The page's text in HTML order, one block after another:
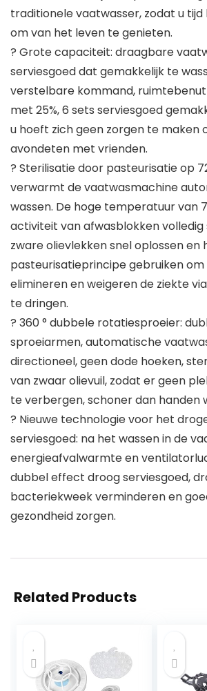
traditionele vaatwasser, zodat u
om van het leven te genieten.
? Grote capaciteit: draagbare
serviesgoed dat gemakkelijk te
verstelbare kommand,
met 25%, 6 sets serviesgoed
u hoeft zich geen zorgen te maken
avondeten met vrienden.
? Sterilisatie door pasteurisatie op
verwarmt de vaatwasmachine
wassen. De hoge temperatuur van
activiteit van afwasblokken volledig
zware olievlekken snel oplossen en
pasteurisatieprincipe gebruiken
elimineren en weigeren de ziekte
te dringen.
? 360 ° dubbele rotatiesproeier:
sproeiarmen, automatische
directioneel, geen dode hoeken,
van zwaar olievuil, zodat er geen
te verbergen, schoner dan handen
? Nieuwe technologie voor het
serviesgoed: na het wassen in de
energieafvalwarmte en
dubbel effect droog serviesgoed,
bacteriekweek verminderen en
gezondheid zorgen.
Related Products